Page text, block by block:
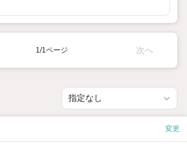
1/1ページ 次へ
変更